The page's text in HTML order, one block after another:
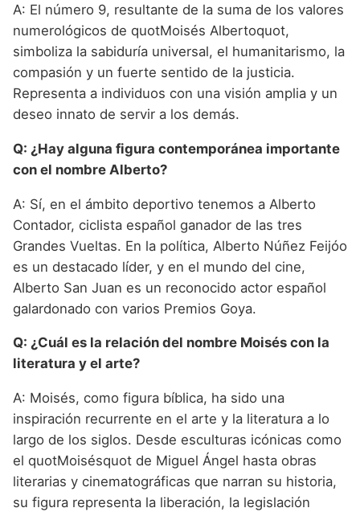
A: El número 9, resultante de la suma de los valores
numerológicos de quotMoisés Albertoquot,
simboliza la sabiduría universal, el humanitarismo, la
compasión y un fuerte sentido de la justicia.
Representa a individuos con una visión amplia y un
deseo innato de servir a los demás.
Q: ¿Hay alguna figura contemporánea importante
con el nombre Alberto?
A: Sí, en el ámbito deportivo tenemos a Alberto
Contador, ciclista español ganador de las tres
Grandes Vueltas. En la política, Alberto Núñez Feijóo
es un destacado líder, y en el mundo del cine,
Alberto San Juan es un reconocido actor español
galardonado con varios Premios Goya.
Q: ¿Cuál es la relación del nombre Moisés con la
literatura y el arte?
A: Moisés, como figura bíblica, ha sido una
inspiración recurrente en el arte y la literatura a lo
largo de los siglos. Desde esculturas icónicas como
el quotMoisésquot de Miguel Ángel hasta obras
literarias y cinematográficas que narran su historia,
su figura representa la liberación, la legislación